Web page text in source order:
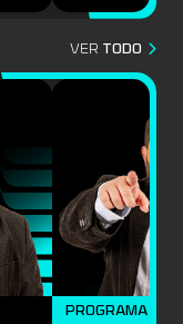
VER TODO
PROGRAMA